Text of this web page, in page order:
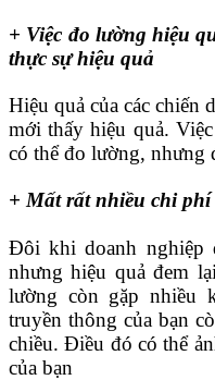
+ Việc đo lường hiệu
thực sự hiệu quả
Hiệu quả của các chiến
mới thấy hiệu quả.
có thể đo lường, nhưng
+ Mất rất nhiều chi
Đôi khi doanh nghiệp
nhưng hiệu quả đem
lường còn gặp nhiều
truyền thông của bạn
chiều. Điều đó có thể
của bạn